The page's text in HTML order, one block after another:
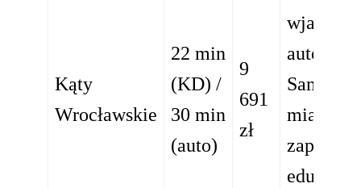
Kąty
Wrocławskie
22 min
(KD) /
30 min
(auto)
9
691
zł
wjazd na
miasto z